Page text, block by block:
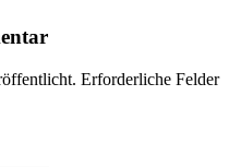
Erforderliche Felder